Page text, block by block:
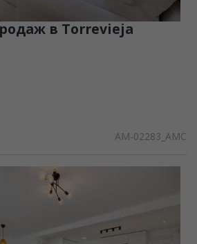
в Torrevieja
AM-02283_AMC